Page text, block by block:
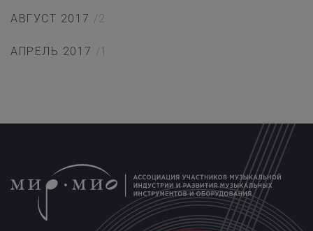
АВГУСТ 2017 /2
АПРЕЛЬ 2017 /1